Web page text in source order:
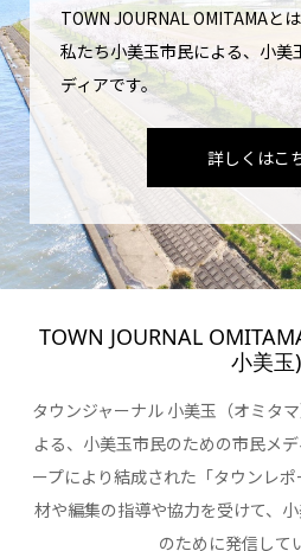
TOWN JOURNAL OMITAMAとは
私たち小美玉市民による、小美
ディアです。
詳しくはこ
TOWN JOURNAL
小美玉)
タウンジャーナル 小美玉（オミタ
よる、小美玉市民のための市民メ
ープにより結成された「タウンレ
材や編集の指導や協力を受けて、
のために発信して